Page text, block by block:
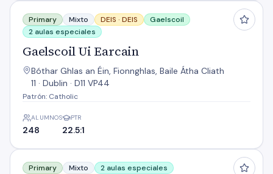
Gaelscoil Ui Earcain
Primary Mixto DEIS · DEIS
Gaelscoil
2 aulas especiales
Gaelscoil Ui Earcain
Bóthar Ghlas an Éin, Fionnghlas, Baile Átha Cliath
11 · Dublin · D11 VP44
Patrón: Catholic
ALUMNOS
248
PTR
22.5:1
Glasnevin Educate Together NS
Primary Mixto
2 aulas especiales